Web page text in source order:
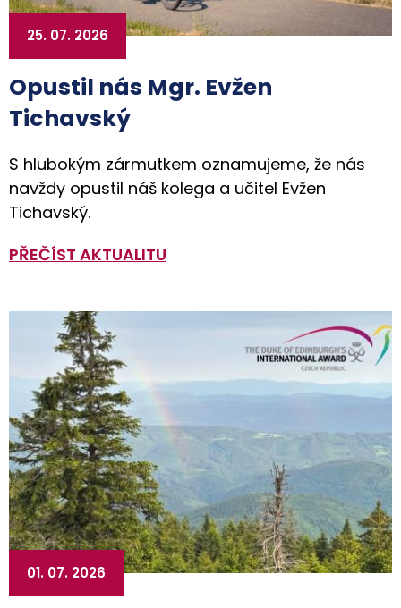
Opustil nás Mgr. Evžen
Tichavský
25. 07. 2026
S hlubokým zármutkem oznamujeme, že nás
navždy opustil náš kolega a učitel Evžen
Tichavský.
PŘEČÍST AKTUALITU
01. 07. 2026